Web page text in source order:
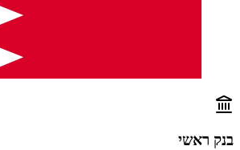
בנק ראשי